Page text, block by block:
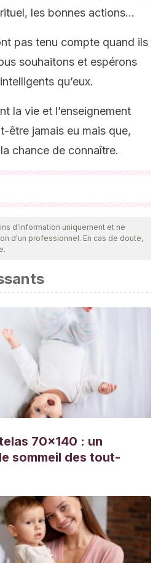
les bonnes actions…
pas tenu compte quand ils
souhaitons et espérons
qu’eux.
la vie et l’enseignement
être jamais eu mais que,
chance de connaître.
été examinées en profondeur
leur qualité, leur fiabilité, leur
bibliographie de cet article a été
C., & Csibra, G.(2009).
relevance tells young children
science ,12 (6), 1013-1019.
doi/abs/10.1111/j.1467-
d'information uniquement et ne
d'un professionnel. En cas de doute,
70x140 : un
sommeil des tout-